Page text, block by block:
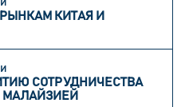
КИТАЯ И
СОТРУДНИЧЕСТВА
МАЛАЙЗИЕЙ